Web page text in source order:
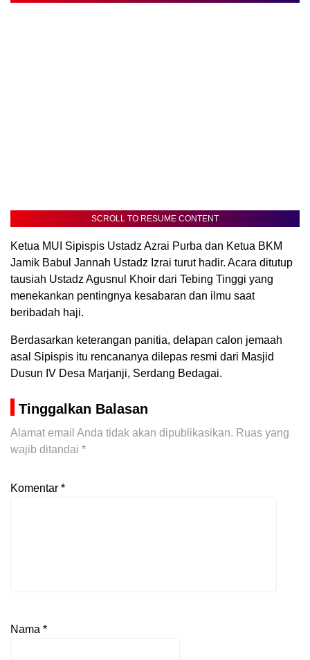
SCROLL TO RESUME CONTENT
Ketua MUI Sipispis Ustadz Azrai Purba dan Ketua BKM
Jamik Babul Jannah Ustadz Izrai turut hadir. Acara ditutup
tausiah Ustadz Agusnul Khoir dari Tebing Tinggi yang
menekankan pentingnya kesabaran dan ilmu saat
beribadah haji.
Berdasarkan keterangan panitia, delapan calon jemaah
asal Sipispis itu rencananya dilepas resmi dari Masjid
Dusun IV Desa Marjanji, Serdang Bedagai.
Tinggalkan Balasan
Alamat email Anda tidak akan dipublikasikan. Ruas yang
wajib ditandai *
Komentar *
Nama *